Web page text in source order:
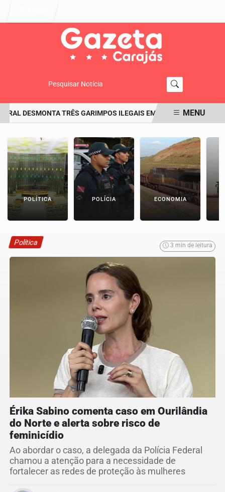
Pesquisar Notícia
DESMONTA TRÊS GARIMPOS ILEGAIS EM SANTA MARIA DAS
MENU
POLÍTICA POLÍCIA ECONOMIA
Política 3 min de leitura
Érika Sabino comenta caso em Ourilândia
do Norte e alerta sobre risco de
feminicídio
Ao abordar o caso, a delegada da Polícia Federal
chamou a atenção para a necessidade de
fortalecer as redes de proteção às mulheres